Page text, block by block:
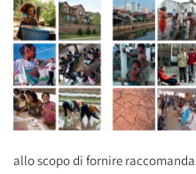
allo scopo di fornire